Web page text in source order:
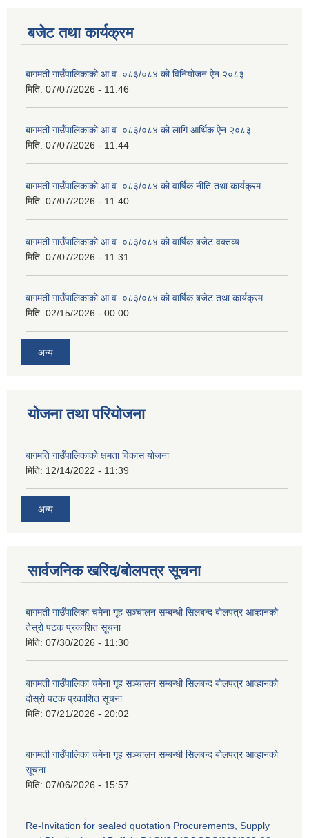
बजेट तथा कार्यक्रम
बागमती गाउँपालिकाको आ.व. ०८३/०८४ को विनियोजन ऐन २०८३
मिति: 07/07/2026 - 11:46
बागमती गाउँपालिकाको आ.व. ०८३/०८४ को लागि आर्थिक ऐन २०८३
मिति: 07/07/2026 - 11:44
बागमती गाउँपालिकाको आ.व. ०८३/०८४ को वार्षिक नीति तथा कार्यक्रम
मिति: 07/07/2026 - 11:40
बागमती गाउँपालिकाको आ.व. ०८३/०८४ को वार्षिक बजेट वक्तव्य
मिति: 07/07/2026 - 11:31
बागमती गाउँपालिकाको आ.व. ०८३/०८४ को वार्षिक बजेट तथा कार्यक्रम
मिति: 02/15/2026 - 00:00
अन्य
योजना तथा परियोजना
बागमति गाउँपालिकाको क्षमता विकास योजना
मिति: 12/14/2022 - 11:39
अन्य
सार्वजनिक खरिद/बोलपत्र सूचना
बागमती गाउँपालिका चमेना गृह सञ्चालन सम्बन्धी सिलबन्द बोलपत्र आव्हानको
तेस्रो पटक प्रकाशित सूचना
मिति: 07/30/2026 - 11:30
बागमती गाउँपालिका चमेना गृह सञ्चालन सम्बन्धी सिलबन्द बोलपत्र आव्हानको
दोस्रो पटक प्रकाशित सूचना
मिति: 07/21/2026 - 20:02
बागमती गाउँपालिका चमेना गृह सञ्चालन सम्बन्धी सिलबन्द बोलपत्र आव्हानको
सूचना
मिति: 07/06/2026 - 15:57
Re-Invitation for sealed quotation Procurements, Supply